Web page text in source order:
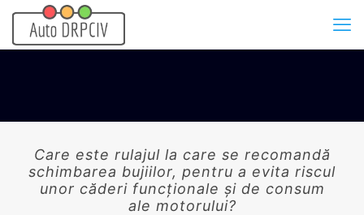
Care este rulajul la care se recomandă
schimbarea bujiilor, pentru a evita riscul
unor căderi funcţionale şi de consum
ale motorului?